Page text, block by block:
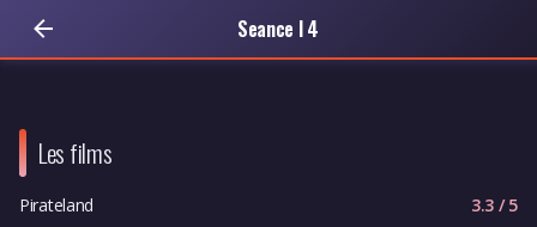
Seance I 4
Les films
Pirateland 3.3 / 5